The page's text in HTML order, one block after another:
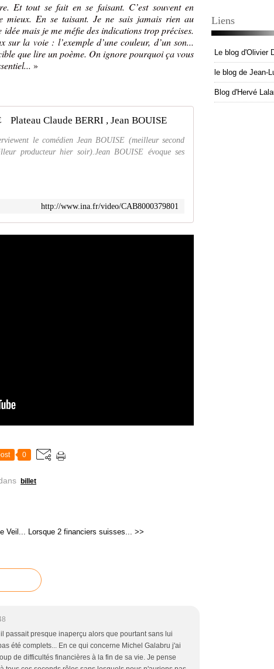
Et tout se fait en se faisant. C’est souvent en
mieux. En se taisant. Je ne sais jamais rien au
mais je me méfie des indications trop précises.
la voie : l’exemple d’une couleur, d’un son...
que lire un poème. On ignore pourquoi ça vous
»
Plateau Claude BERRI , Jean BOUISE
le comédien Jean BOUISE (meilleur second
producteur hier soir).Jean BOUISE évoque ses
http://www.ina.fr/video/CAB8000379801
0
billet
Veil... Lorsque 2 financiers suisses... >>
passait presque inaperçu alors que pourtant sans lui
été complets... En ce qui concerne Michel Galabru j'ai
de difficultés financières à la fin de sa vie. Je pense
Liens
Le blog d'Olivier
le blog de Jean-
Blog d'Hervé